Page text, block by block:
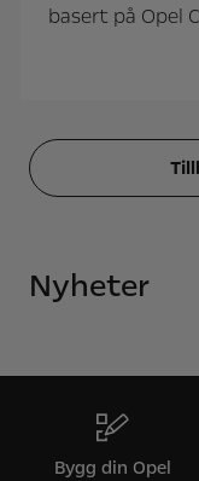
basert på Opel
Nyheter
Bygg din Opel